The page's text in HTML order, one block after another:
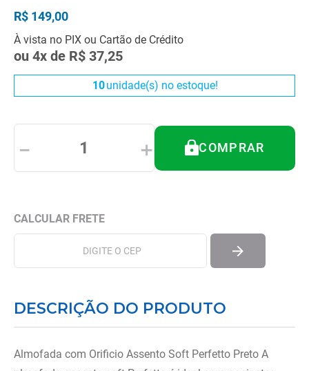
R$ 149,00
À vista no PIX ou Cartão de Crédito
ou 4x de R$ 37,25
10unidade(s) no estoque!
＋
－ COMPRAR
DESCRIÇÃO DO PRODUTO
Almofada com Orificio Assento Soft Perfetto Preto A
4º
bota imobilizadora
5º
andador
6º
imobilizador joelho
cadeira rodas agile